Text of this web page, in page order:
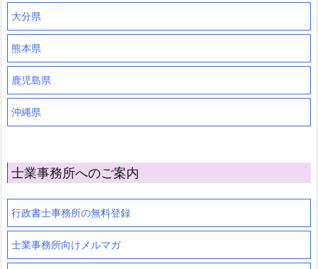
大分県
熊本県
鹿児島県
沖縄県
士業事務所へのご案内
行政書士事務所の無料登録
士業事務所向けメルマガ